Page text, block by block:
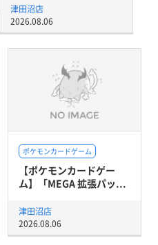
津田沼店
2026.08.06
ポケモンカードゲーム
【ポケモンカードゲー
ム】「MEGA 拡張パッ...
津田沼店
2026.08.06